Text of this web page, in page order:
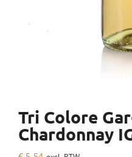
Tri Colore
Chardonnay